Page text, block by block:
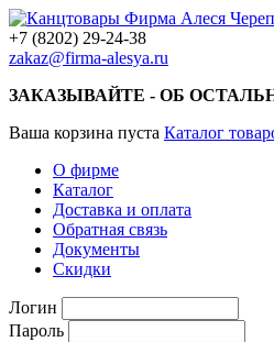
+7 (8202) 29-24-38
zakaz@firma-alesya.ru
ЗАКАЗЫВАЙТЕ - ОБ
Ваша корзина пуста Каталог
О фирме
Каталог
Доставка и оплата
Обратная связь
Документы
Скидки
Логин
Пароль